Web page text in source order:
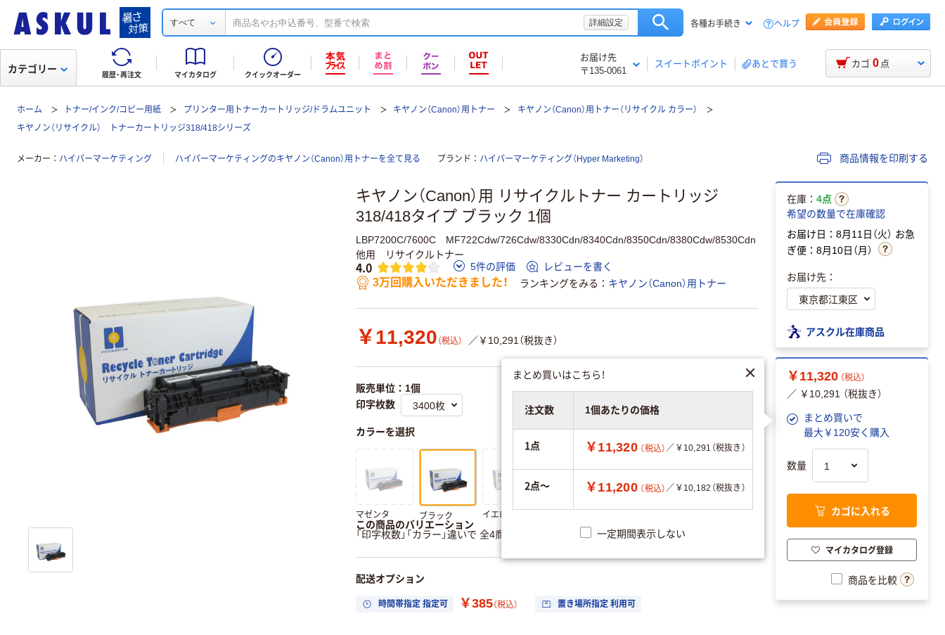
すべて 詳細設定 各種お手続き ヘルプ
履歴・再注文 マイカタログ クイックオーダー
お届け先
〒135-0061
スイートポイント あとで買う
カテゴリー カゴ 0 点
ホーム トナー/インク/コピー用紙 プリンター用トナーカートリッジ/ドラムユニット キヤノン（Canon）用トナー
キヤノン（Canon）用トナー（リサイクル カラー）
キヤノン（リサイクル） トナーカートリッジ318/418シリーズ
メーカー ハイパーマーケティング ハイパーマーケティングのキヤノン（Canon）用トナーを全て見る ブランド ハイパーマーケティング（Hyper Marketing） 商品情報を印刷する
キヤノン（Canon）用 リサイクルトナー カートリッジ
318/418タイプ ブラック 1個
LBP7200C/7600C MF722Cdw/726Cdw/8330Cdn/8340Cdn/8350Cdn/8380Cdw/8530Cdn
他用 リサイクルトナー
4.0 5件の評価 レビューを書く
3万回購入いただきました！ ランキングをみる キヤノン（Canon）用トナー
￥11,320 （税込） ／￥10,291（税抜き）
販売単位：1個
印字枚数
カラーを選択
マゼンタ ブラック イエロー
この商品のバリエーション
「印字枚数」「カラー」違いで 全4商品 あります。
すべてのバリエーションを見る
配送オプション
時間帯指定 指定可 ￥385（税込） 置き場所指定 利用可
在庫： 4点
希望の数量で在庫確認
お届け日：8月11日（火） お急
ぎ便：8月10日（月）
お届け先：
アスクル在庫商品
￥11,320 （税込）
／ ￥10,291 （税抜き）
まとめ買いで
最大￥120安く購入
まとめ買いはこちら！
注文数 1個あたりの価格
1点 ￥11,320 （税込）／￥10,291（税抜き）
2点～ ￥11,200 （税込）／￥10,182（税抜き）
一定期間表示しない
数量
カゴに入れる
マイカタログ登録
商品を比較